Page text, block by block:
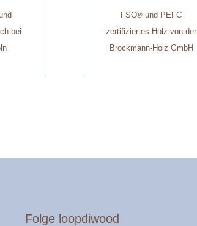
bei
FSC® und PEFC
zertifiziertes Holz von der
Brockmann-Holz GmbH
Folge loopdiwood